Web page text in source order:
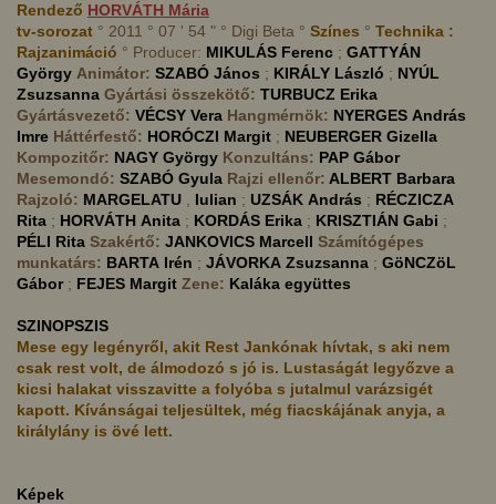
Rendező HORVÁTH Mária
tv-sorozat ° 2011 ° 07 ' 54 " ° Digi Beta ° Színes ° Technika :
Rajzanimáció ° Producer: MIKULÁS Ferenc ; GATTYÁN
György Animátor: SZABÓ János ; KIRÁLY László ; NYÚL
Zsuzsanna Gyártási összekötő: TURBUCZ Erika
Gyártásvezető: VÉCSY Vera Hangmérnök: NYERGES András
Imre Háttérfestő: HORÓCZI Margit ; NEUBERGER Gizella
Kompozitőr: NAGY György Konzultáns: PAP Gábor
Mesemondó: SZABÓ Gyula Rajzi ellenőr: ALBERT Barbara
Rajzoló: MARGELATU Iulian ; UZSÁK András ; RÉCZICZA
Rita ; HORVÁTH Anita ; KORDÁS Erika ; KRISZTIÁN Gabi ;
PÉLI Rita Szakértő: JANKOVICS Marcell Számítógépes
munkatárs: BARTA Irén ; JÁVORKA Zsuzsanna ; GöNCZöL
Gábor; FEJES Margit Zene: Kaláka együttes
SZINOPSZIS
Mese egy legényről, akit Rest Jankónak hívtak, s aki nem
csak rest volt, de álmodozó s jó is. Lustaságát legyőzve a
kicsi halakat visszavitte a folyóba s jutalmul varázsigét
kapott. Kívánságai teljesültek, még fiacskájának anyja, a
királylány is övé lett.
Képek